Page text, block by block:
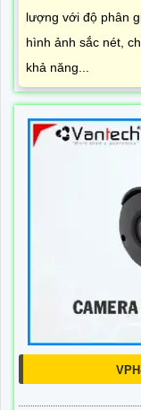
lượng với độ phân
hình ảnh sắc nét,
khả năng...